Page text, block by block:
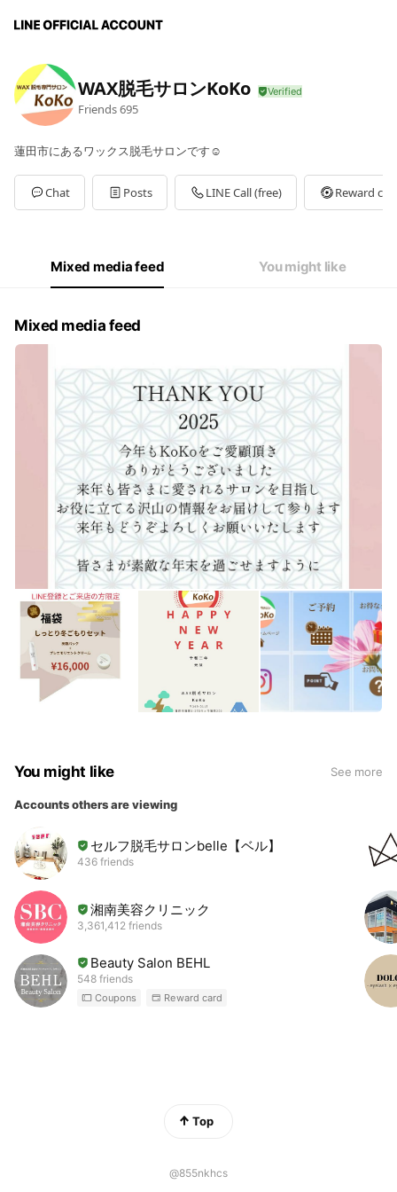
WAX脱毛サロンKoKo
Friends695
蓮田市にあるワックス脱毛サロンです☺️
Chat Posts LINE Call (free) Reward
Mixed media feed You might like
Mixed media feed
You might like See more
Accounts others are viewing
セルフ脱毛サロンbelle【ベル】
436 friends
湘南美容クリニック
3,361,412 friends
Beauty Salon BEHL
548 friends
Coupons Reward card
Top
@855nkhcs